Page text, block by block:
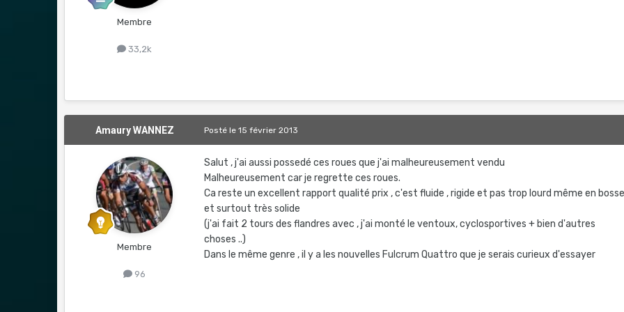
Membre
33,2k
Amaury WANNEZ
Membre
96
Postéle 15 février 2013
Salut , j'ai aussi possedé ces roues que j'ai malheureusement vendu
Malheureusement car je regrette ces roues.
Ca reste un excellent rapport qualité prix , c'est fluide , rigide et pas trop lourd même en
et surtout très solide
(j'ai fait 2 tours des flandres avec , j'ai monté le ventoux, cyclosportives + bien d'autres
choses ..)
Dans le même genre , il y a les nouvelles Fulcrum Quattro que je serais curieux d'essayer